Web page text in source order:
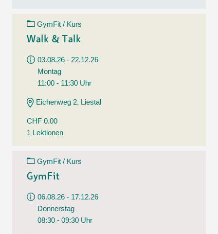
GymFit / Kurs
Walk & Talk
03.08.26 - 22.12.26
Montag
11:00 - 11:30 Uhr
Eichenweg 2, Liestal
CHF 0.00
1 Lektionen
GymFit / Kurs
GymFit
06.08.26 - 17.12.26
Donnerstag
08:30 - 09:30 Uhr